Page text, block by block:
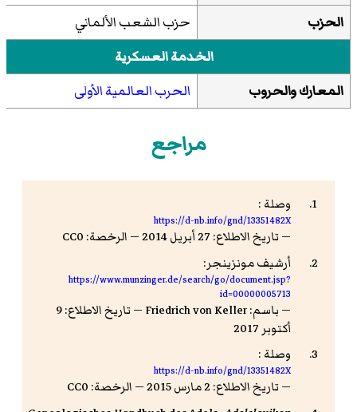
الحزب
حزب الشعب الألماني
الخدمة العسكرية
المعارك والحروب
الحرب العالمية الأولى
مراجع
وصلة :
https://d-nb.info/gnd/13351482X
— تاريخ الاطلاع: 27 أبريل 2014 — الرخصة: CC0
أرشيف مونزينجر:
https://www.munzinger.de/search/go/document.jsp?
id=00000005713
— باسم: Friedrich von Keller — تاريخ الاطلاع: 9
أكتوبر 2017
وصلة :
https://d-nb.info/gnd/13351482X
— تاريخ الاطلاع: 2 مارس 2015 — الرخصة: CC0